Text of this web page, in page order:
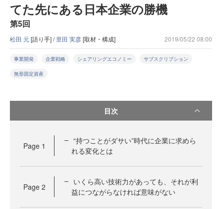
てた先にある日本企業の勝機
第5回
松田 元[語り手] /里田 実彦[取材・構成] 2019/05/22 08:00
事業開発 企業戦略 シェアリングエコノミー サブスクリプション
無形固定資産
目次
Page 1
“持つことがダサい”時代に企業に求めら
れる変化とは
Page 2
いくら高い技術力があっても、それが利
益につながらなければ意味がない